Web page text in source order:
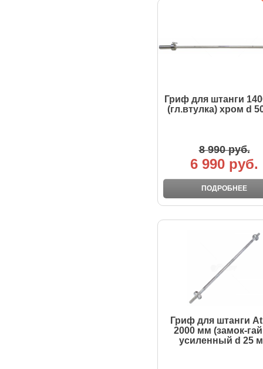
Гриф для штанги
(гл.втулка) хром d
8 990 руб.
6 990 руб.
ПОДРОБНЕЕ
Гриф для штанги
2000 мм (замок-
усиленный d 25